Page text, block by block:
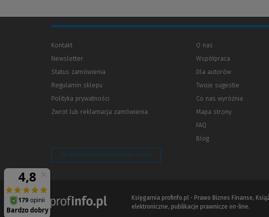
Kontakt
Newsletter
Status zamówienia
Regulamin sklepu
Polityka prywatności
innej
Zwrot lub reklamacja zamówienia
O nas
Współpraca
Dla autorów
innej
strony)
Twoje sugestie
Co nas wyróżnia
Mapa strony
FAQ
Blog
Zarządzaj preferencjami plików cookie
Księgarnia profinfo.pl - Prawo Biznes Finanse,
elektroniczne, publikacje prawnicze on-line.